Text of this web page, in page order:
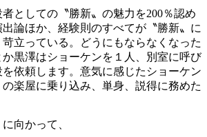
としての〝勝新〟の魅力を200％認め
論ほか、経験則のすべてが〝勝新〟に
立っている。どうにもならなくなった
黒澤はショーケンを１人、別室に呼び
依頼します。意気に感じたショーケン
楽屋に乗り込み、単身、説得に務めた
向かって、